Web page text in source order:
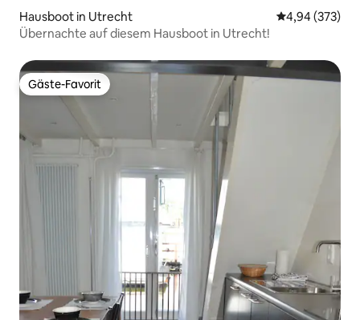
Hausboot in Utrecht
4,94 (373)
Übernachte auf diesem Hausboot in Utrecht!
Gäste-Favorit
Gäste-Favorit